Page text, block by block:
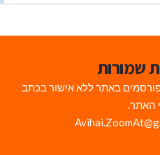
שמורות
באתר ללא אישור בכתב
האתר.